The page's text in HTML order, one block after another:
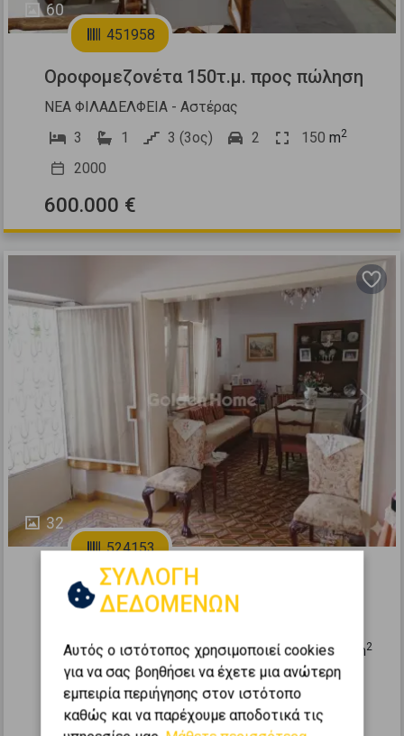
60
451958
Οροφομεζονέτα 150τ.μ. προς πώληση
ΝΕΑ ΦΙΛΑΔΕΛΦΕΙΑ - Αστέρας
3
1 3 (3ος) 2 150 m2
2000
600.000 €
32
Next
524153
Διαμέρισμα 89τ.μ. προς πώληση
1
1 0 (Υπερυψ. Ισόγειο) m2
1955
125.000 €
ΣΥΛΛΟΓΗ
ΔΕΔΟΜΕΝΩΝ
Αυτός ο ιστότοπος χρησιμοποιεί cookies
για να σας βοηθήσει να έχετε μια ανώτερη
εμπειρία περιήγησης στον ιστότοπο
καθώς και να παρέχουμε αποδοτικά τις